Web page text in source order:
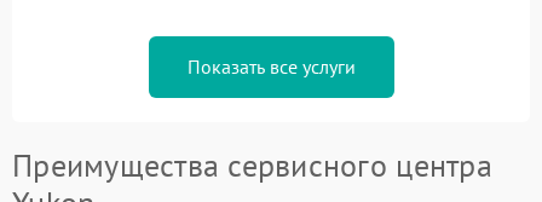
Показать все услуги
Преимущества сервисного центра